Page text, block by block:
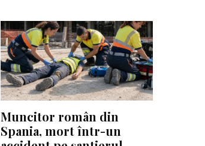
Muncitor român din
Spania, mort într-un